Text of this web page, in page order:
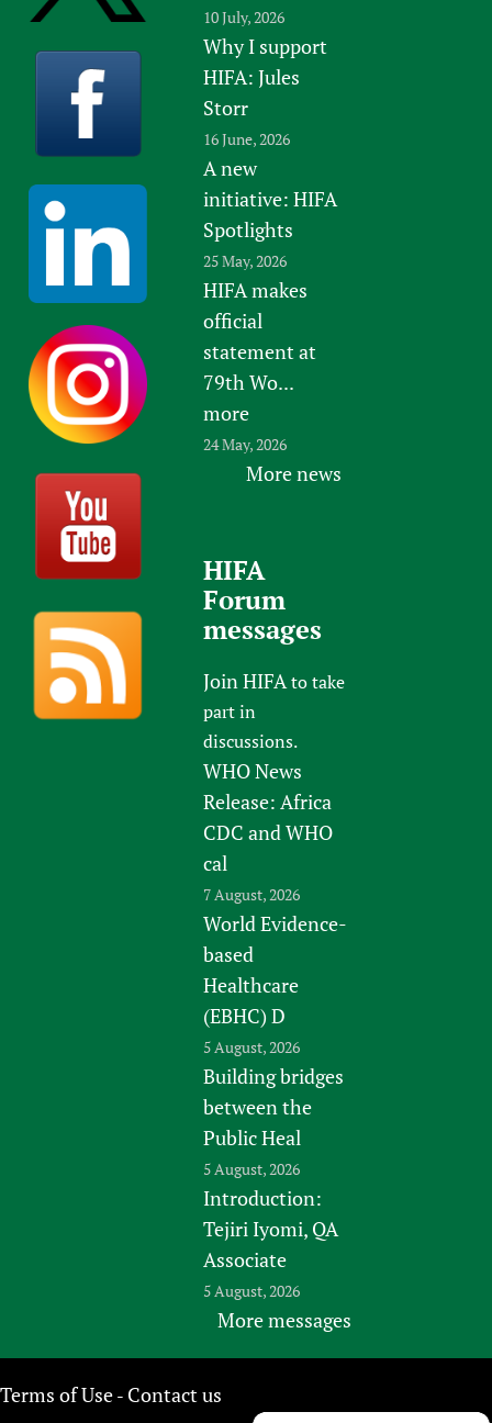
10 July, 2026
Why I support
HIFA: Jules
Storr
16 June, 2026
A new
initiative: HIFA
Spotlights
25 May, 2026
HIFA makes
official
statement at
79th Wo...
more
24 May, 2026
More news
HIFA
Forum
messages
Join HIFAto take
part in
discussions.
WHO News
Release: Africa
CDC and WHO
cal
7 August, 2026
World Evidence-
based
Healthcare
(EBHC) D
5 August, 2026
Building bridges
between the
Public Heal
5 August, 2026
Introduction:
Tejiri Iyomi, QA
Associate
5 August, 2026
More messages
Terms of Use- Contact us